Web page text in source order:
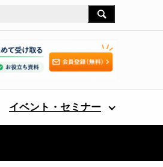
イベント・セミナー